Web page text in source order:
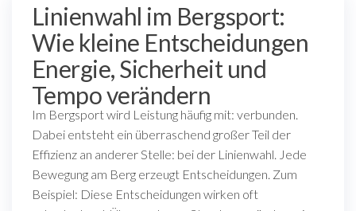
Linienwahl im Bergsport:
Wie kleine Entscheidungen
Energie, Sicherheit und
Tempo verändern
Im Bergsport wird Leistung häufig mit: verbunden.
Dabei entsteht ein überraschend großer Teil der
Effizienz an anderer Stelle: bei der Linienwahl. Jede
Bewegung am Berg erzeugt Entscheidungen. Zum
Beispiel: Diese Entscheidungen wirken oft